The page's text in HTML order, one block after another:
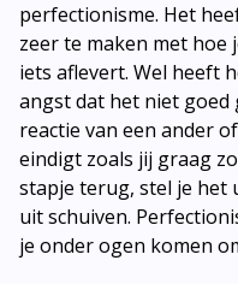
perfectionisme. Het
zeer te maken met hoe
iets aflevert. Wel heeft
angst dat het niet goed
reactie van een ander
eindigt zoals jij graag
stapje terug, stel je het
uit schuiven.
je onder ogen komen